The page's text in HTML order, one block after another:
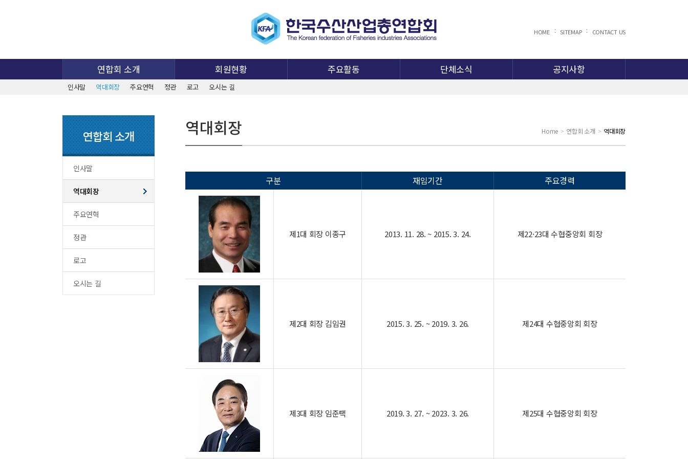
HOME : SITEMAP : CONTACT US
연합회 소개
인사말 역대회장 주요연혁 정관 로고 오시는 길
회원현황 주요활동 단체소식 공지사항
연합회 소개
인사말
역대회장
주요연혁
정관
로고
오시는 길
역대회장 Home > 연합회 소개 > 역대회장
구분 재임기간 주요경력
제1대 회장 이종구 2013. 11. 28. ~ 2015. 3. 24. 제22·23대 수협중앙회 회장
제2대 회장 김임권 2015. 3. 25. ~ 2019. 3. 26. 제24대 수협중앙회 회장
제3대 회장 임준택 2019. 3. 27. ~ 2023. 3. 26. 제25대 수협중앙회 회장